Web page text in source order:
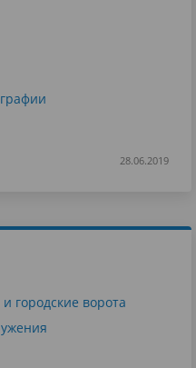
28.06.2019
городские ворота